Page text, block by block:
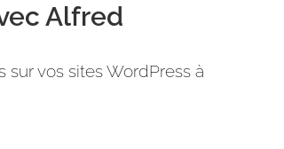
Alfred
vos sites WordPress à